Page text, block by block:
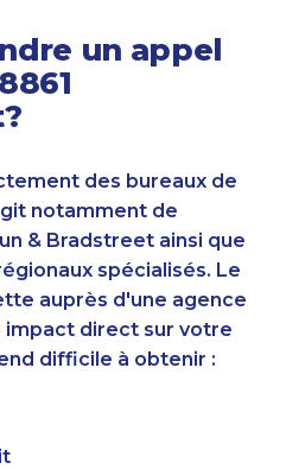
un appel
des bureaux de
notamment de
& Bradstreet ainsi que
spécialisés. Le
auprès d'une agence
impact direct sur votre
difficile à obtenir :